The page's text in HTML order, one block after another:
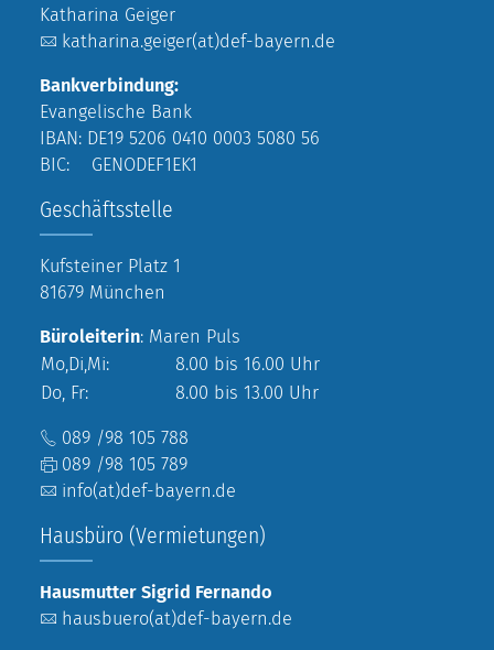
Katharina Geiger
katharina.geiger(at)def-bayern.de
Bankverbindung:
Evangelische Bank
IBAN: DE19 5206 0410 0003 5080 56
BIC: GENODEF1EK1
Geschäftsstelle
Kufsteiner Platz 1
81679 München
Büroleiterin: Maren Puls
Mo,Di,Mi:
8.00 bis 16.00 Uhr
Do, Fr:
8.00 bis 13.00 Uhr
089 /98 105 788
089 /98 105 789
info(at)def-bayern.de
Hausbüro (Vermietungen)
Hausmutter Sigrid Fernando
hausbuero(at)def-bayern.de